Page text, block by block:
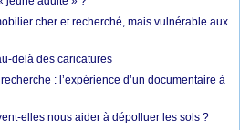
cher et recherché, mais vulnérable aux
delà des caricatures
: l’expérience d’un documentaire à
elles nous aider à dépolluer les sols ?